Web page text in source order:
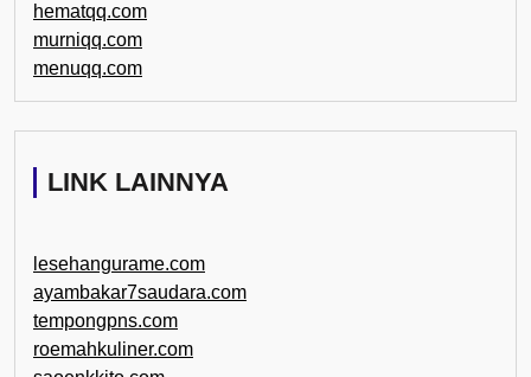
hematqq.com
murniqq.com
menuqq.com
LINK LAINNYA
lesehangurame.com
ayambakar7saudara.com
tempongpns.com
roemahkuliner.com